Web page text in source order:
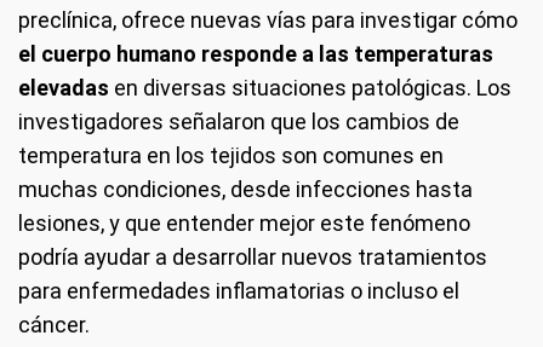
preclínica, ofrece nuevas vías para investigar cómo
el cuerpo humano responde a las temperaturas
elevadas en diversas situaciones patológicas. Los
investigadores señalaron que los cambios de
temperatura en los tejidos son comunes en
muchas condiciones, desde infecciones hasta
lesiones, y que entender mejor este fenómeno
podría ayudar a desarrollar nuevos tratamientos
para enfermedades inflamatorias o incluso el
cáncer.